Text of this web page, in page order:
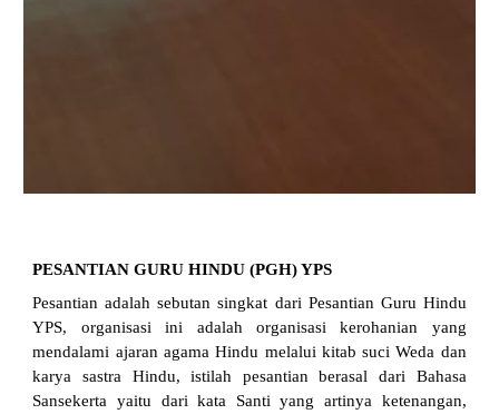
PESANTIAN GURU HINDU (PGH) YPS
Pesantian adalah sebutan singkat dari Pesantian Guru Hindu
YPS, organisasi ini adalah organisasi kerohanian yang
mendalami ajaran agama Hindu melalui kitab suci Weda dan
karya sastra Hindu, istilah pesantian berasal dari Bahasa
Sansekerta yaitu dari kata Santi yang artinya ketenangan,